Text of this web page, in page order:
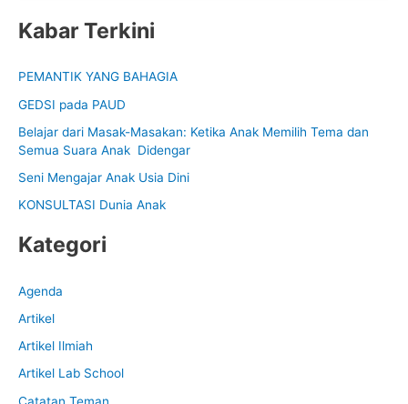
a
c
h
f
o
r
:
Kabar Terkini
PEMANTIK YANG BAHAGIA
GEDSI pada PAUD
Belajar dari Masak-Masakan: Ketika Anak Memilih Tema dan
Semua Suara Anak Didengar
Seni Mengajar Anak Usia Dini
KONSULTASI Dunia Anak
Kategori
Agenda
Artikel
Artikel Ilmiah
Artikel Lab School
Catatan Teman